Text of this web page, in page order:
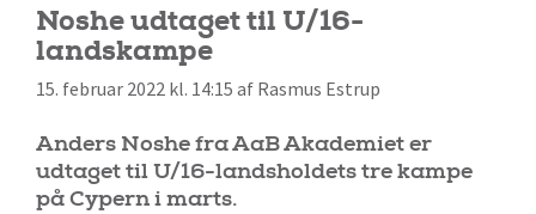
Noshe udtaget til U/16-
landskampe
15. februar 2022 kl. 14:15 af Rasmus Estrup
Anders Noshe fra AaB Akademiet er
udtaget til U/16-landsholdets tre kampe
på Cypern i marts.